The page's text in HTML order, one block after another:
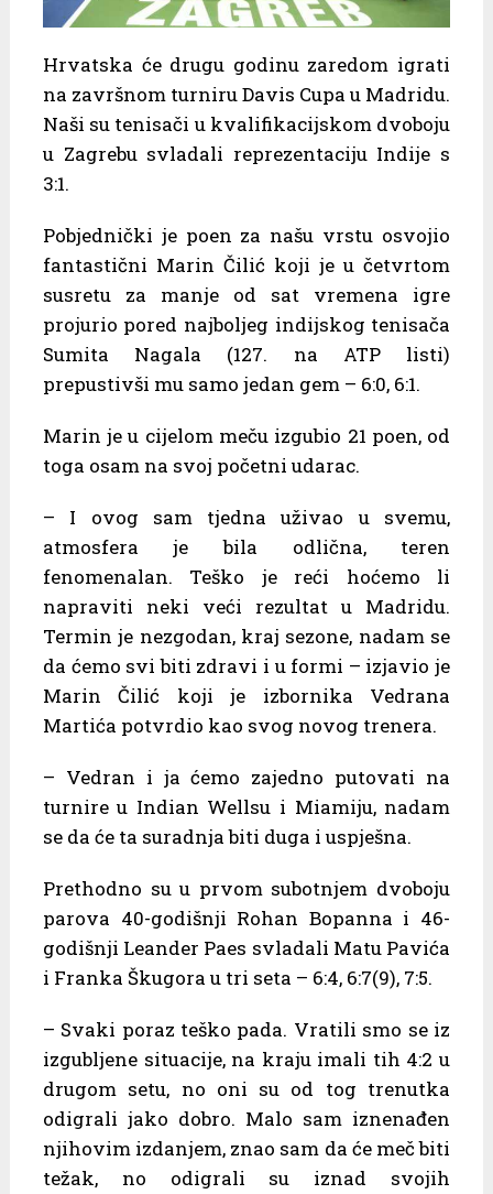
Hrvatska će drugu godinu zaredom igrati
na završnom turniru Davis Cupa u Madridu.
Naši su tenisači u kvalifikacijskom dvoboju
u Zagrebu svladali reprezentaciju Indije s
3:1.
Pobjednički je poen za našu vrstu osvojio
fantastični Marin Čilić koji je u četvrtom
susretu za manje od sat vremena igre
projurio pored najboljeg indijskog tenisača
Sumita Nagala (127. na ATP listi)
prepustivši mu samo jedan gem – 6:0, 6:1.
Marin je u cijelom meču izgubio 21 poen, od
toga osam na svoj početni udarac.
– I ovog sam tjedna uživao u svemu,
atmosfera je bila odlična, teren
fenomenalan. Teško je reći hoćemo li
napraviti neki veći rezultat u Madridu.
Termin je nezgodan, kraj sezone, nadam se
da ćemo svi biti zdravi i u formi – izjavio je
Marin Čilić koji je izbornika Vedrana
Martića potvrdio kao svog novog trenera.
– Vedran i ja ćemo zajedno putovati na
turnire u Indian Wellsu i Miamiju, nadam
se da će ta suradnja biti duga i uspješna.
Prethodno su u prvom subotnjem dvoboju
parova 40-godišnji Rohan Bopanna i 46-
godišnji Leander Paes svladali Matu Pavića
i Franka Škugora u tri seta – 6:4, 6:7(9), 7:5.
– Svaki poraz teško pada. Vratili smo se iz
izgubljene situacije, na kraju imali tih 4:2 u
drugom setu, no oni su od tog trenutka
odigrali jako dobro. Malo sam iznenađen
njihovim izdanjem, znao sam da će meč biti
težak, no odigrali su iznad svojih